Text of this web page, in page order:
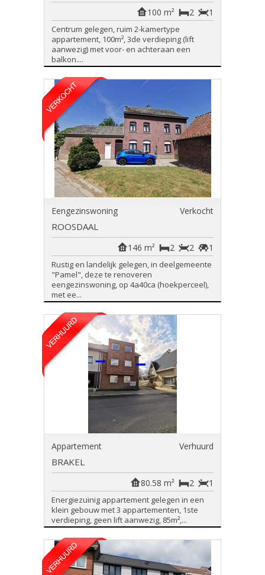
1
2
100 m²
Centrum gelegen, ruim 2-kamertype
appartement, 100m², 3de verdieping (lift
aanwezig) met voor- en achteraan een
balkon....
Eengezinswoning Verkocht
ROOSDAAL
1
2
2
146 m²
Rustig en landelijk gelegen, in deelgemeente
"Pamel", deze te renoveren
eengezinswoning, op 4a40ca (hoekperceel),
met ee...
Appartement Verhuurd
BRAKEL
1
2
80.58 m²
Energiezuinig appartement gelegen in een
klein gebouw met 3 appartementen, 1ste
verdieping, geen lift aanwezig, 85m²,...